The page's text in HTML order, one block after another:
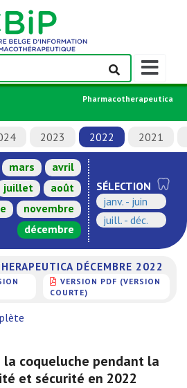
Afficher/
la
de
navigation
Pharmacotherapeutica
2023 2022 2021
mars
avril
juillet
août
novembre
décembre
SÉLECTION
janv. - juin
juill. - déc.
DÉCEMBRE 2022
VERSION PDF (VERSION
COURTE)
coqueluche pendant la
et sécurité en 2022